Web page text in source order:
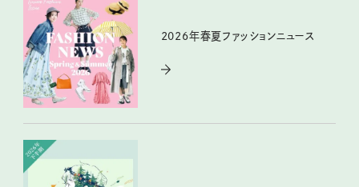
2026年春夏ファッションニュース